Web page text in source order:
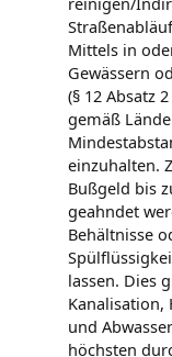
Mittels in
Gewässern
(§ 12 Absatz
gemäß
einzuhalten.
Bußgeld bis
geahndet
Behältnisse
lassen. Dies
Kanalisation,
und
höchsten